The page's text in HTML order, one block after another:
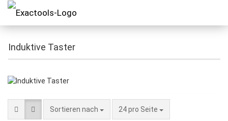
Induktive Taster
Sortieren nach 24 pro Seite